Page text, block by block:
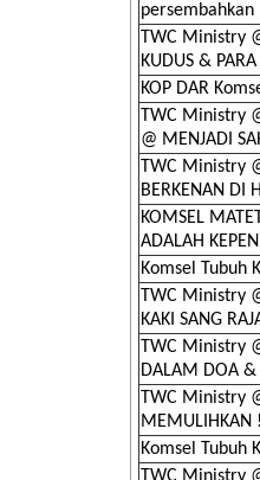
persembahkan
TWC Ministry
KUDUS &
KOP DAR
TWC Ministry
@ MENJADI
TWC Ministry
BERKENAN DI
KOMSEL
ADALAH
Komsel Tubuh
TWC Ministry
KAKI SANG
TWC Ministry
DALAM DOA &
TWC Ministry
MEMULIHKAN !
Komsel Tubuh